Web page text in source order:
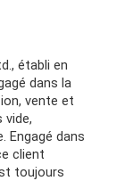
établi en
dans la
vente et
vide,
Engagé dans
client
toujours